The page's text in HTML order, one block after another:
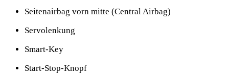
Seitenairbag vorn mitte (Central Airbag)
Servolenkung
Smart-Key
Start-Stop-Knopf